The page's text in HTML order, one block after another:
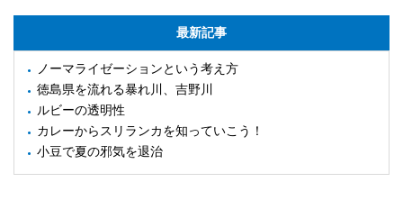
最新記事
ノーマライゼーションという考え方
徳島県を流れる暴れ川、吉野川
ルビーの透明性
カレーからスリランカを知っていこう！
小豆で夏の邪気を退治